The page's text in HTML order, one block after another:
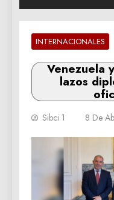
INTERNACIONALES
Venezuela
lazos
Sibci 1 8 De